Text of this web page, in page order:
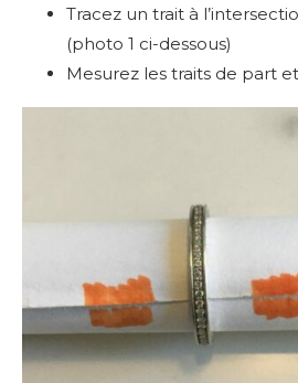
Tracez un trait à
(photo 1 ci-dessous)
Mesurez les traits de part